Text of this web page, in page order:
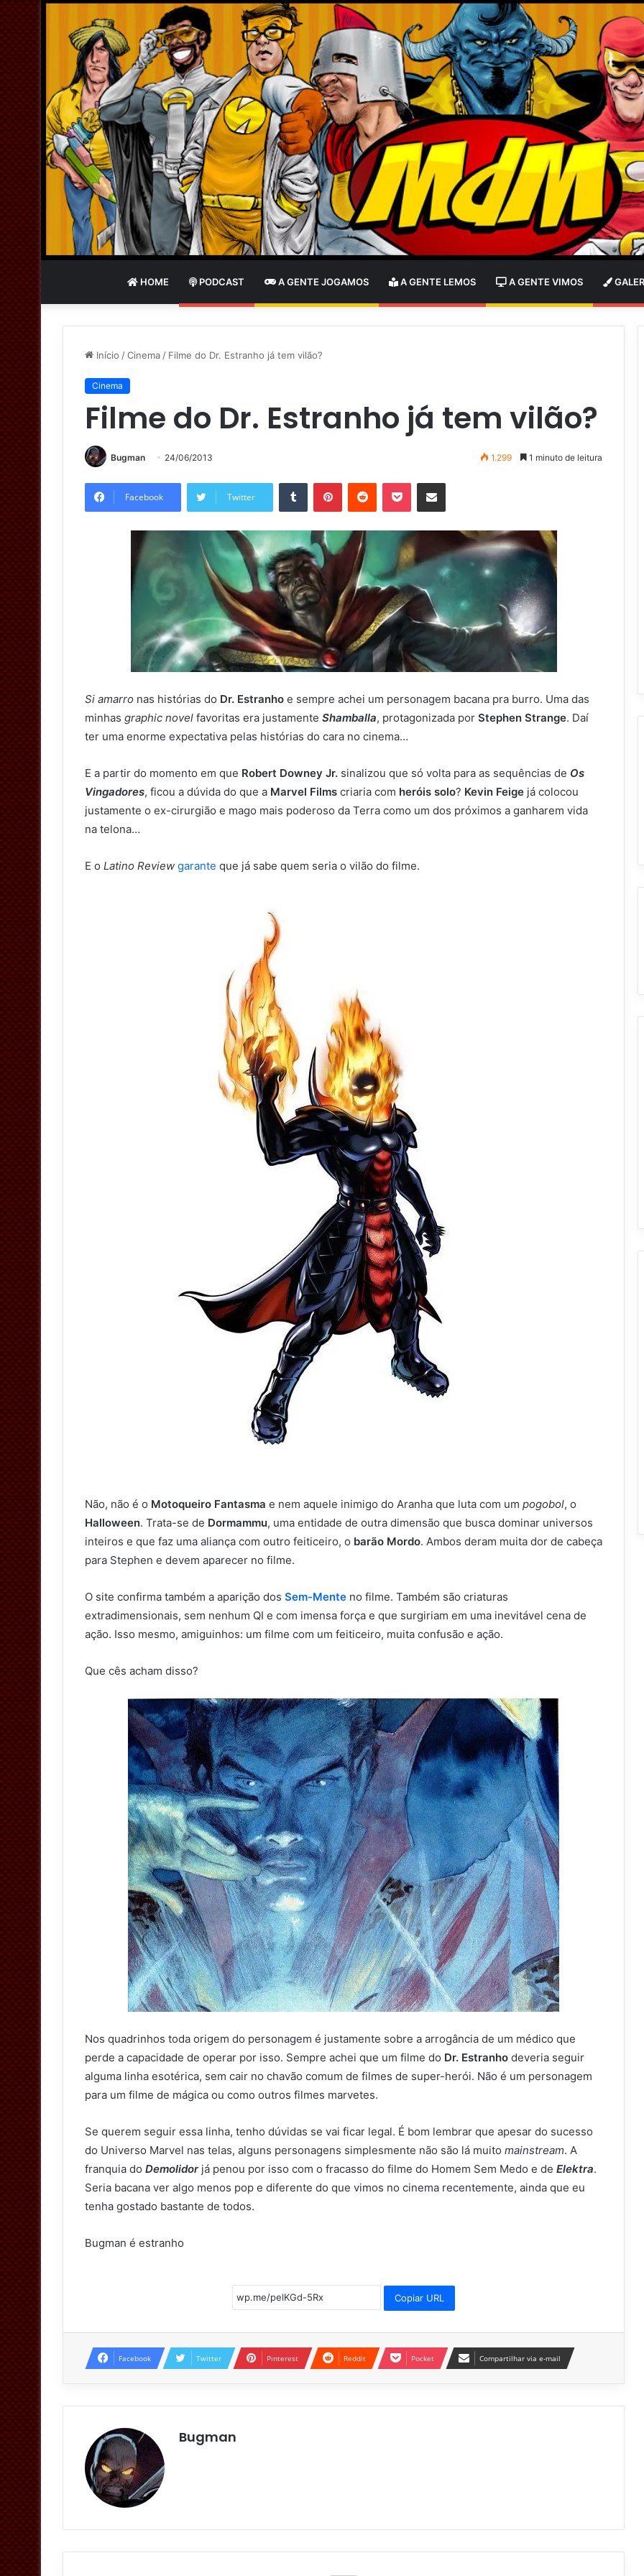
HOME PODCAST A GENTE JOGAMOS A GENTE LEMOS A GENTE VIMOS
Início /Cinema / Filme do Dr. Estranho já tem vilão?
Cinema
Filme do Dr. Estranho já tem vilão?
Bugman 24/06/2013 1.299 1 minuto de leitura
Facebook Twitter
Si amarro nas histórias do Dr. Estranho e sempre achei um personagem bacana pra burro. Uma das
minhas graphic novel favoritas era justamente Shamballa, protagonizada por Stephen Strange. Daí
ter uma enorme expectativa pelas histórias do cara no cinema…
E a partir do momento em que Robert Downey Jr. sinalizou que só volta para as sequências de Os
Vingadores, ficou a dúvida do que a Marvel Films criaria com heróis solo? Kevin Feige já colocou
justamente o ex-cirurgião e mago mais poderoso da Terra como um dos próximos a ganharem vida
na telona…
E o Latino Review garante que já sabe quem seria o vilão do filme.
Não, não é o Motoqueiro Fantasma e nem aquele inimigo do Aranha que luta com um pogobol, o
Halloween. Trata-se de Dormammu, uma entidade de outra dimensão que busca dominar universos
inteiros e que faz uma aliança com outro feiticeiro, o barão Mordo. Ambos deram muita dor de cabeça
para Stephen e devem aparecer no filme.
O site confirma também a aparição dos Sem-Mente no filme. Também são criaturas
extradimensionais, sem nenhum QI e com imensa força e que surgiriam em uma inevitável cena de
ação. Isso mesmo, amiguinhos: um filme com um feiticeiro, muita confusão e ação.
Que cês acham disso?
Nos quadrinhos toda origem do personagem é justamente sobre a arrogância de um médico que
perde a capacidade de operar por isso. Sempre achei que um filme do Dr. Estranho deveria seguir
alguma linha esotérica, sem cair no chavão comum de filmes de super-herói. Não é um personagem
para um filme de mágica ou como outros filmes marvetes.
Se querem seguir essa linha, tenho dúvidas se vai ficar legal. É bom lembrar que apesar do sucesso
do Universo Marvel nas telas, alguns personagens simplesmente não são lá muito mainstream. A
franquia do Demolidorjá penou por isso com o fracasso do filme do Homem Sem Medo e de Elektra.
Seria bacana ver algo menos pop e diferente do que vimos no cinema recentemente, ainda que eu
tenha gostado bastante de todos.
Bugman é estranho
Copiar URL
Facebook Twitter Pinterest Reddit Pocket Compartilhar via e-mail
Bugman